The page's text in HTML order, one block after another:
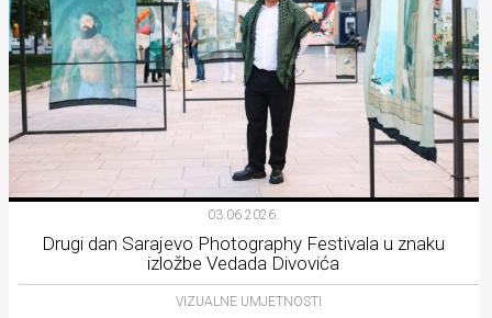
03.06.2026.
Drugi dan Sarajevo Photography Festivala u znaku
izložbe Vedada Divovića
VIZUALNE UMJETNOSTI